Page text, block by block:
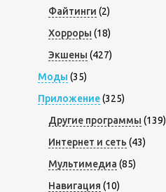
Файтинги (2)
Хорроры (18)
Экшены (427)
Моды (35)
Приложение(325)
Другие программы (139)
Интернет и сеть (43)
Мультимедиа (85)
Навигация (10)